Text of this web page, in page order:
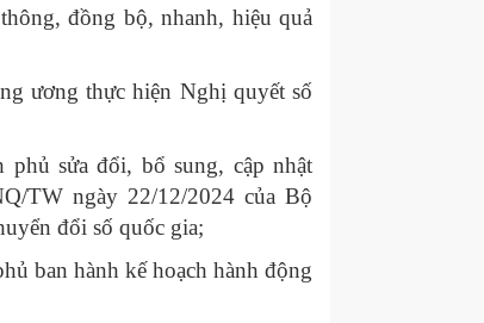
đồng bộ, nhanh, hiệu quả
ương thực hiện Nghị quyết số
sửa đổi, bổ sung, cập nhật
TW ngày 22/12/2024 của Bộ
đổi số quốc gia;
ban hành kế hoạch hành động